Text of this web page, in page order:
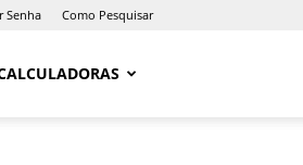
Senha Como Pesquisar